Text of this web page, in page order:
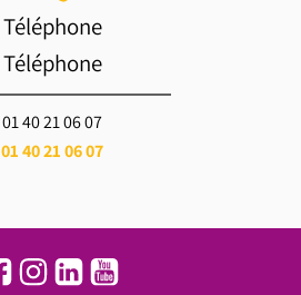
Téléphone
Téléphone
01 40 21 06 07
01 40 21 06 07